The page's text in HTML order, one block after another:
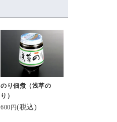
のり佃煮（浅草の
り）
600円(税込)